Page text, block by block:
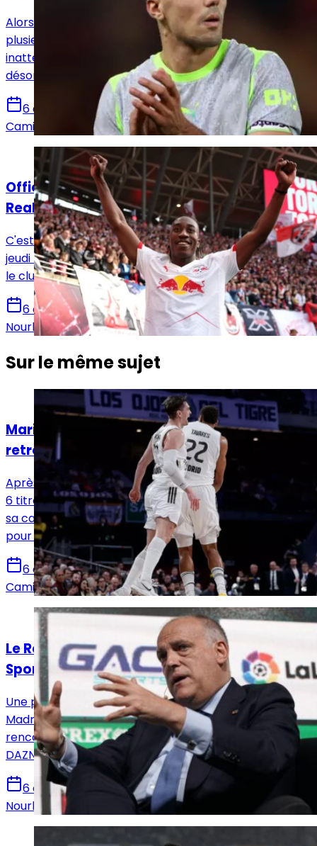
Alors que le Real Madrid semblait tenir la corde depuis
plusieurs semaines, le dossier Rodri a pris un tournant
inattendu. Le milieu de Manchester City privilégierait
désormais une arrivée au FC Barcelone.
6 août 2026
Camille Santos
Actualités
Officiel : Yan Diomandé signe pour 7 ans au
Real Madrid !
C'est désormais officiel. Le Real Madrid a annoncé ce
jeudi la signature de Yan Diomandé, qui s'engage avec
le club madrilène jusqu'en juin 2033.
6 août 2026
Nourhane Haroui
Sur le même sujet
Basket
Mario Hezonja quitte le Real Madrid et
retrouve la NBA avec les Cavaliers
Après quatre saisons sous le maillot du Real Madrid et
6 titres, Mario Hezonja tourne une page importante de
sa carrière. Le croate quitte la capitale espagnole
pour s’installer à Cleveland
6 août 2026
Camille Santos
Actualités
Le Real Madrid et LaLiga quittent beIN
Sports après 14 ans
Une page se tourne pour les supporters du Real
Madrid. Après 14 saisons passées sur beIN Sports, les
rencontres de Liga seront désormais diffusées sur
DAZN et Disney+ à partir de la saison 2026-2027.
6 août 2026
Nourhane Haroui